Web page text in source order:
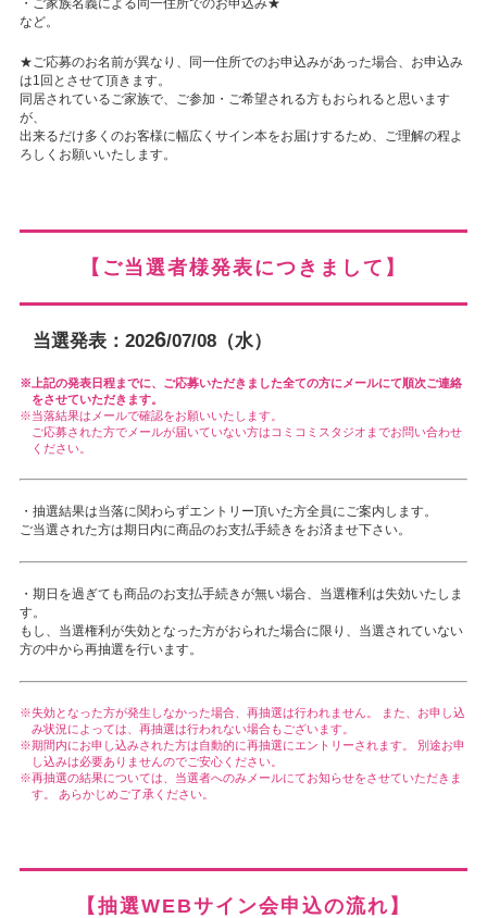
など。
★ご応募のお名前が異なり、同一住所でのお申込みがあった場合、お申込み
は1回とさせて頂きます。
同居されているご家族で、ご参加・ご希望される方もおられると思います
が、
出来るだけ多くのお客様に幅広くサイン本をお届けするため、ご理解の程よ
ろしくお願いいたします。
【ご当選者様発表につきまして】
当選発表：2026/07/08（水）
上記の発表日程までに、ご応募いただきました全ての方にメールにて順次ご連絡
をさせていただきます。
当落結果はメールで確認をお願いいたします。
ご応募された方でメールが届いていない方はコミコミスタジオまでお問い合わせ
ください。
・抽選結果は当落に関わらずエントリー頂いた方全員にご案内します。
ご当選された方は期日内に商品のお支払手続き をお済ませ下さい。
・期日を過ぎても商品のお支払手続きが無い場合、当選権利は失効いたしま
す。
もし、当選権利が失効となった方がおられた場合に限り、当選されていない
方の中から再抽選を行います。
失効となった方が発生しなかった場合、再抽選は行われません。 また、お申し込
み状況によっては、再抽選は行われない場合もございます。
期間内にお申し込みされた方は自動的に再抽選にエントリーされます。 別途お申
し込みは必要ありませんのでご安心ください。
再抽選の結果については、当選者へのみメールにてお知らせをさせていただきま
す。 あらかじめご了承ください。
【抽選WEBサイン会申込の流れ】